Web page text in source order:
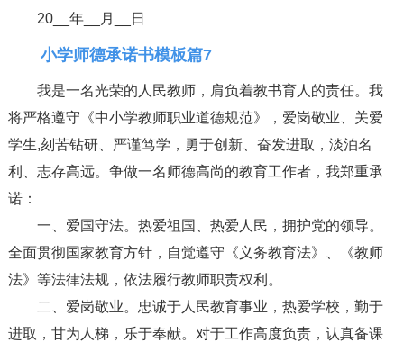
20__年__月__日
小学师德承诺书模板篇7
我是一名光荣的人民教师，肩负着教书育人的责任。我
将严格遵守《中小学教师职业道德规范》，爱岗敬业、关爱
学生,刻苦钻研、严谨笃学，勇于创新、奋发进取，淡泊名
利、志存高远。争做一名师德高尚的教育工作者，我郑重承
诺：
一、爱国守法。热爱祖国、热爱人民，拥护党的领导。
全面贯彻国家教育方针，自觉遵守《义务教育法》、《教师
法》等法律法规，依法履行教师职责权利。
二、爱岗敬业。忠诚于人民教育事业，热爱学校，勤于
进取，甘为人梯，乐于奉献。对于工作高度负责，认真备课